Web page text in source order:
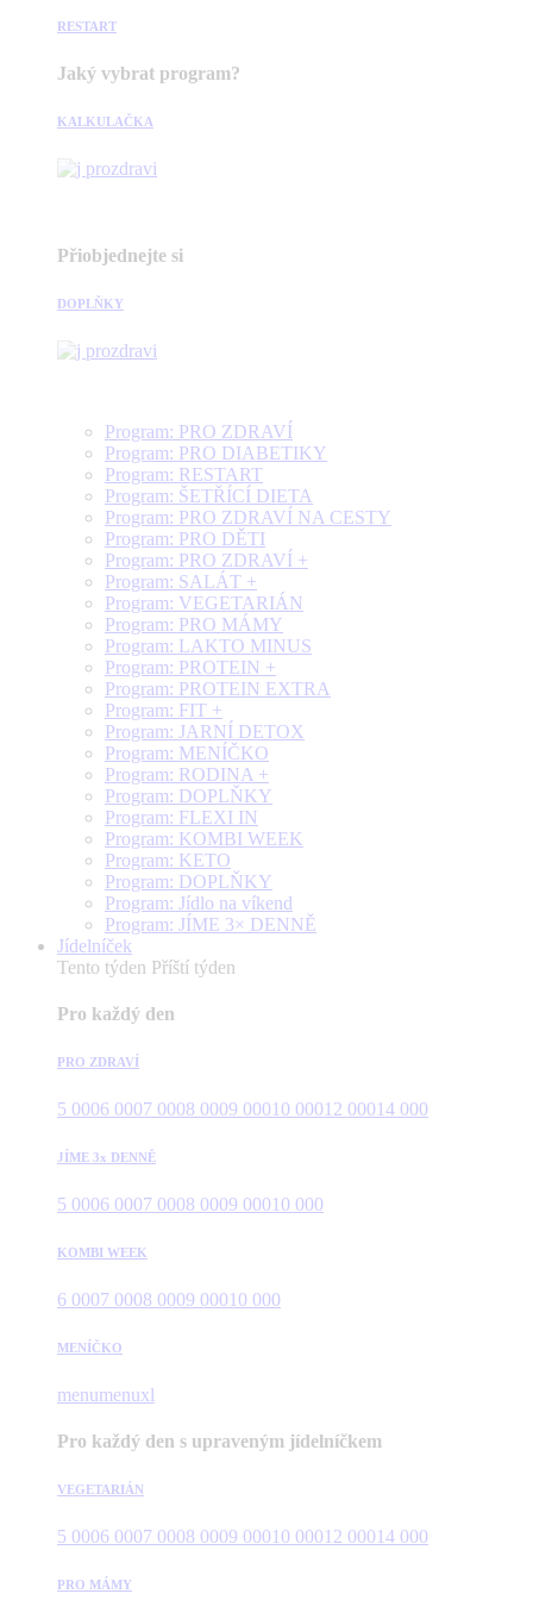
RESTART
Jaký vybrat program?
KALKULAČKA
Přiobjednejte si
DOPLŇKY
Program: PRO ZDRAVÍ
Program: PRO DIABETIKY
Program: RESTART
Program: ŠETŘÍCÍ DIETA
Program: PRO ZDRAVÍ NA CESTY
Program: PRO DĚTI
Program: PRO ZDRAVÍ +
Program: SALÁT +
Program: VEGETARIÁN
Program: PRO MÁMY
Program: LAKTO MINUS
Program: PROTEIN +
Program: PROTEIN EXTRA
Program: FIT +
Program: JARNÍ DETOX
Program: MENÍČKO
Program: RODINA +
Program: DOPLŇKY
Program: FLEXI IN
Program: KOMBI WEEK
Program: KETO
Program: DOPLŇKY
Program: Jídlo na víkend
Program: JÍME 3× DENNĚ
Jídelníček
Tento týden Příští týden
Pro každý den
PRO ZDRAVÍ
5 0006 0007 0008 0009 00010 00012 00014 000
JÍME 3x DENNĚ
5 0006 0007 0008 0009 00010 000
KOMBI WEEK
6 0007 0008 0009 00010 000
MENÍČKO
menumenuxl
Pro každý den s upraveným jídelníčkem
VEGETARIÁN
5 0006 0007 0008 0009 00010 00012 00014 000
PRO MÁMY